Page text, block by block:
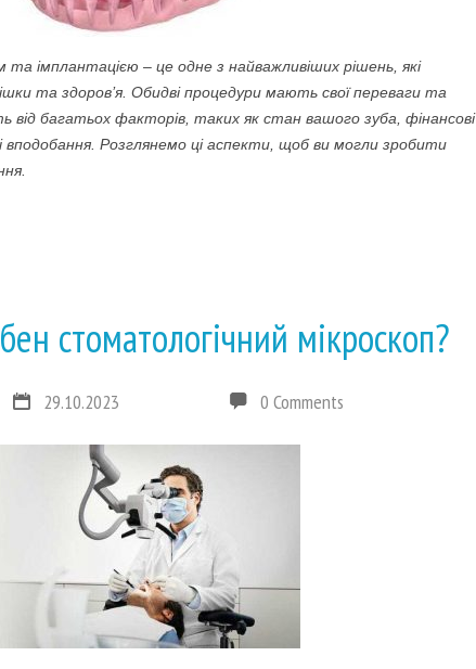
імплантацією – це одне з найважливіших рішень, які
та здоров’я. Обидві процедури мають свої переваги та
від багатьох факторів, таких як стан вашого зуба, фінансові
Розглянемо ці аспекти, щоб ви могли зробити
стоматологічний мікроскоп?
29.10.2023 0 Comments